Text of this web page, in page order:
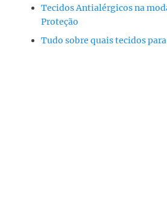
Tecidos Antialérgicos na
Proteção
Tudo sobre quais tecidos